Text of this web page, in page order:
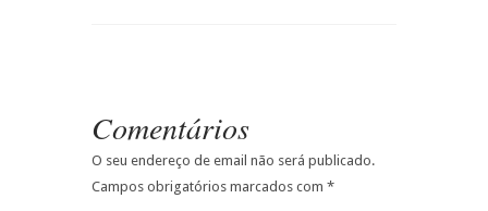
Comentários
O seu endereço de email não será publicado.
Campos obrigatórios marcados com *